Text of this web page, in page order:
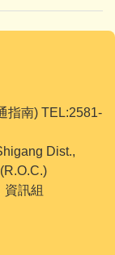
指南) TEL:2581-
Dist.,
訊組